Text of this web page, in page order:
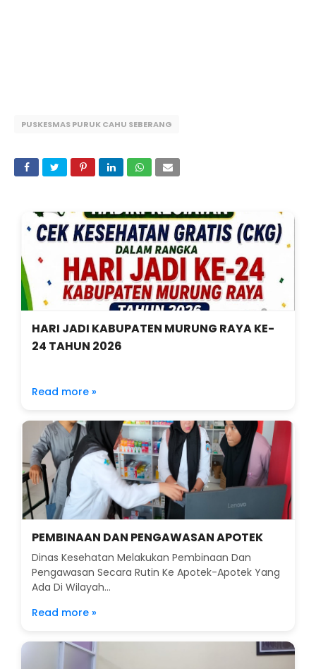
PUSKESMAS PURUK CAHU SEBERANG
HARI JADI KABUPATEN MURUNG RAYA KE-
24 TAHUN 2026
Read more »
PEMBINAAN DAN PENGAWASAN APOTEK
Dinas Kesehatan Melakukan Pembinaan Dan
Pengawasan Secara Rutin Ke Apotek-Apotek Yang
Ada Di Wilayah...
Read more »